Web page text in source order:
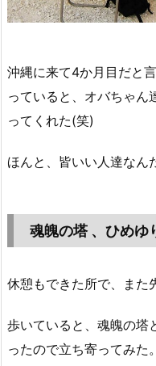
沖縄に来て4か月目だと
っていると、オバちゃん
ってくれた(笑)
ほんと、皆いい人達なん
魂魄の塔 、ひめゆ
休憩もできた所で、また
歩いていると、魂魄の塔
ったので立ち寄ってみた